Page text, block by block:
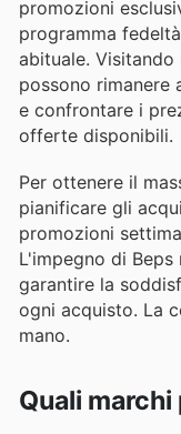
promozioni
programma
abituale.
possono rimanere
e confrontare i
offerte disponibili.
Per ottenere il
pianificare gli
promozioni
L'impegno di Beps
garantire la
ogni acquisto. La
mano.
Quali